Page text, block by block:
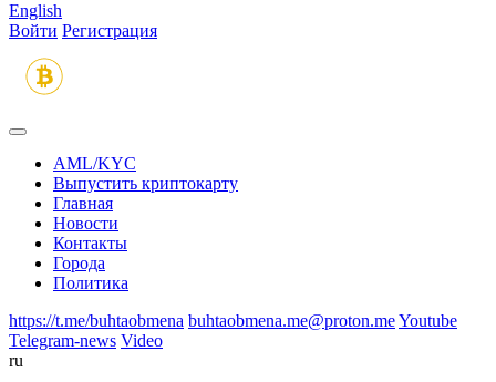
English
Войти Регистрация
AML/KYC
Выпустить криптокарту
Главная
Новости
Контакты
Города
Политика
https://t.me/buhtaobmena buhtaobmena.me@proton.meYoutube
Telegram-news Video
ru